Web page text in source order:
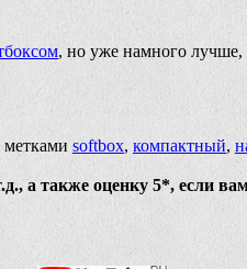
, но уже намного
метками softbox, компактный,
а также оценку 5*, если